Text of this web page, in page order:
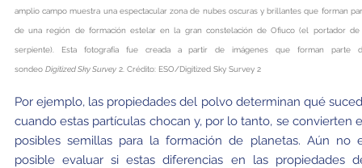
amplio campo muestra una espectacular zona de nubes oscuras y brillantes que forman
de una región de formación estelar en la gran constelación de Ofiuco (el portador de
serpiente). Esta fotografía fue creada a partir de imágenes que forman parte
sondeo Digitized Sky Survey2. Crédito: ESO/Digitized Sky Survey 2
Por ejemplo, las propiedades del polvo determinan qué
cuando estas partículas chocan y, por lo tanto, se convierten
posibles semillas para la formación de planetas. Aún no
posible evaluar si estas diferencias en las propiedades